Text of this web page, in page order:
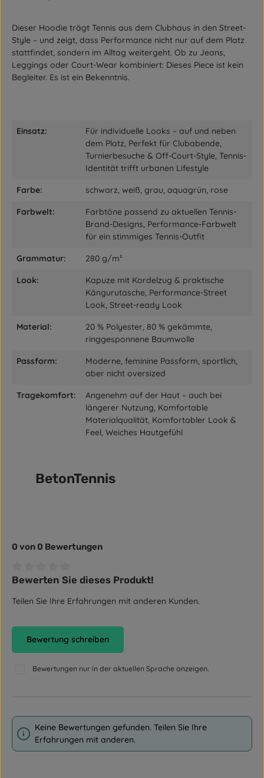
Dieser Hoodie trägt Tennis aus dem Clubhaus in den Street-
Style – und zeigt, dass Performance nicht nur auf dem Platz
stattfindet, sondern im Alltag weitergeht. Ob zu Jeans,
Leggings oder Court-Wear kombiniert: Dieses Piece ist kein
Begleiter. Es ist ein Bekenntnis.
Einsatz:
Für individuelle Looks – auf und neben
dem Platz, Perfekt für Clubabende,
Turnierbesuche & Off-Court-Style, Tennis-
Identität trifft urbanen Lifestyle
Farbe: schwarz, weiß, grau, aquagrün, rose
Farbwelt:
Farbtöne passend zu aktuellen Tennis-
Brand-Designs, Performance-Farbwelt
für ein stimmiges Tennis-Outfit
Grammatur: 280 g/m²
Look:
Kapuze mit Kordelzug & praktische
Kängurutasche, Performance-Street
Look, Street-ready Look
Material:
20 % Polyester, 80 % gekämmte,
ringgesponnene Baumwolle
Passform:
Moderne, feminine Passform, sportlich,
aber nicht oversized
Tragekomfort:
Angenehm auf der Haut – auch bei
längerer Nutzung, Komfortable
Materialqualität, Komfortabler Look &
Feel, Weiches Hautgefühl
BetonTennis
0 von 0 Bewertungen
Durchschnittliche Bewertung von 0 von 5 Sternen
Bewerten Sie dieses Produkt!
Teilen Sie Ihre Erfahrungen mit anderen Kunden.
Bewertung schreiben
Bewertungen nur in der aktuellen Sprache anzeigen.
Keine Bewertungen gefunden. Teilen Sie Ihre
Erfahrungen mit anderen.